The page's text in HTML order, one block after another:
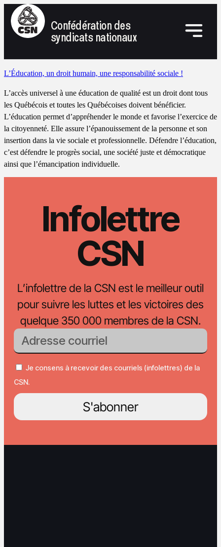
Confédération des
syndicats nationaux
L’Éducation, un droit humain, une responsabilité sociale !
L’accès universel à une éducation de qualité est un droit dont tous
les Québécois et toutes les Québécoises doivent bénéficier.
L’éducation permet d’appréhender le monde et favorise l’exercice de
la citoyenneté. Elle assure l’épanouissement de la personne et son
insertion dans la vie sociale et professionnelle. Défendre l’éducation,
c’est défendre le progrès social, une société juste et démocratique
ainsi que l’émancipation individuelle.
Infolettre
CSN
L’infolettre de la CSN est le meilleur outil
pour suivre les luttes et les victoires des
quelque 350 000 membres de la CSN.
Je consens à recevoir des courriels (infolettres) de la
CSN.
S'abonner